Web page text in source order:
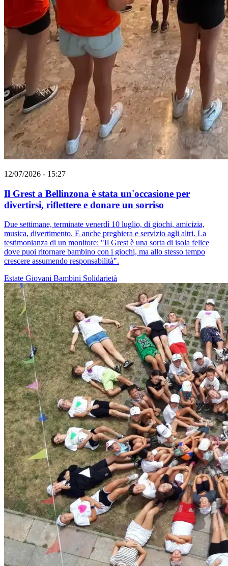
12/07/2026 - 15:27
Il Grest a Bellinzona è stata un'occasione per
divertirsi, riflettere e donare un sorriso
Due settimane, terminate venerdì 10 luglio, di giochi, amicizia,
musica, divertimento. E anche preghiera e servizio agli altri. La
testimonianza di un monitore: "Il Grest è una sorta di isola felice
dove puoi ritornare bambino con i giochi, ma allo stesso tempo
crescere assumendo responsabilità".
Estate Giovani Bambini Solidarietà